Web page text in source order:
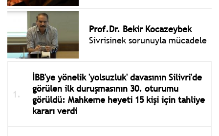
Prof.Dr. Bekir Kocazeybek
Sivrisinek sorunuyla mücadele
İBB'ye yönelik 'yolsuzluk' davasının Silivri'de
görülen ilk duruşmasının 30. oturumu
görüldü: Mahkeme heyeti 15 kişi için tahliye
kararı verdi